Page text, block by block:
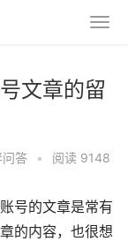
文章的留
问答 • 阅读 9148
号的文章是常有
的内容，也很想